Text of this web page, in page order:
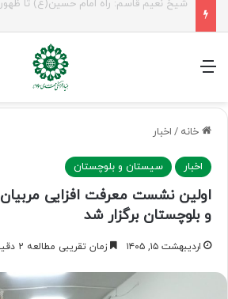
منو
خانه / اخبار
اخبار سیستان و بلوچستان
اولین نشست معرفت افزایی
و بلوچستان برگزار شد
اردیبهشت ۱۵, ۱۴۰۵ زمان تقریبی مطالعه 2 دقیقه